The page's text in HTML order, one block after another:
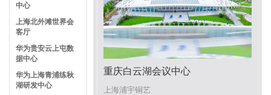
中心
上海北外滩世界会
客厅
华为贵安云上屯数
据中心
华为上海青浦练秋
湖研发中心
重庆白云湖会议中心
上海浦宇铜艺